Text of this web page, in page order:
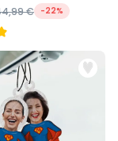
€ -22%